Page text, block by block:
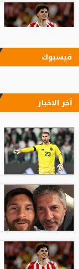
فيسبوك
آخر الاخبار